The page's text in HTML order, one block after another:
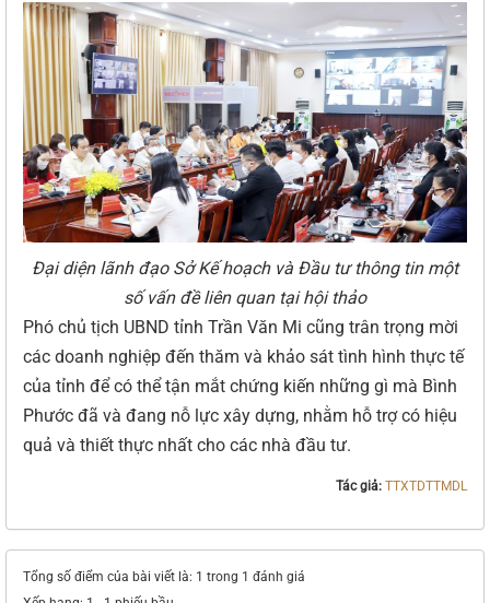
Đại diện lãnh đạo Sở Kế hoạch và Đầu tư thông tin một
số vấn đề liên quan tại hội thảo
Phó chủ tịch UBND tỉnh Trần Văn Mi cũng trân trọng mời
các doanh nghiệp đến thăm và khảo sát tình hình thực tế
của tỉnh để có thể tận mắt chứng kiến những gì mà Bình
Phước đã và đang nỗ lực xây dựng, nhằm hỗ trợ có hiệu
quả và thiết thực nhất cho các nhà đầu tư.
Tác giả: TTXTDTTMDL
Tổng số điểm của bài viết là: 1 trong 1 đánh giá